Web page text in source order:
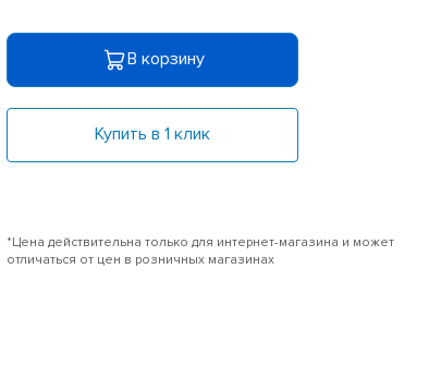
В корзину
Купить в 1 клик
*Цена действительна только для интернет-магазина и может
отличаться от цен в розничных магазинах